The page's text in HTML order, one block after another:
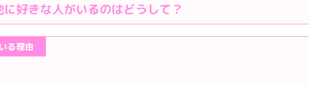
好きな人がいるのはどうして？
る理由